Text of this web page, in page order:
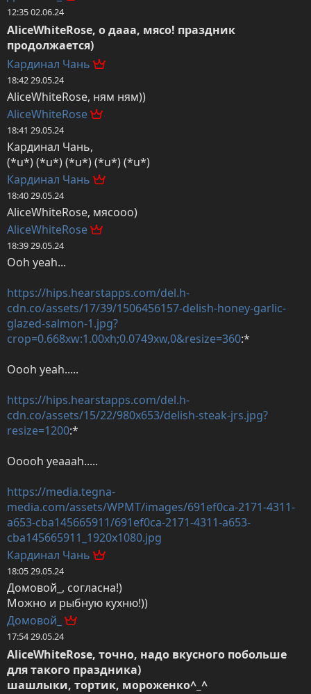
12:35 02.06.24
AliceWhiteRose, о дааа, мясо! праздник
продолжается)
Кардинал Чань
18:42 29.05.24
AliceWhiteRose, ням ням))
AliceWhiteRose
18:41 29.05.24
Кардинал Чань,
(*u*) (*u*) (*u*) (*u*) (*u*)
Кардинал Чань
18:40 29.05.24
AliceWhiteRose, мясооо)
AliceWhiteRose
18:39 29.05.24
Ooh yeah...
https://hips.hearstapps.com/del.h-
cdn.co/assets/17/39/1506456157-delish-honey-garlic-
glazed-salmon-1.jpg?
crop=0.668xw:1.00xh;0.0749xw,0&resize=360:*
Oooh yeah.....
https://hips.hearstapps.com/del.h-
cdn.co/assets/15/22/980x653/delish-steak-jrs.jpg?
resize=1200:*
Ooooh yeaaah.....
https://media.tegna-
media.com/assets/WPMT/images/691ef0ca-2171-4311-
a653-cba145665911/691ef0ca-2171-4311-a653-
cba145665911_1920x1080.jpg
Кардинал Чань
18:05 29.05.24
Домовой_, согласна!)
Можно и рыбную кухню!))
Домовой_
17:54 29.05.24
AliceWhiteRose, точно, надо вкусного побольше
для такого праздника)
шашлыки, тортик, мороженко^_^